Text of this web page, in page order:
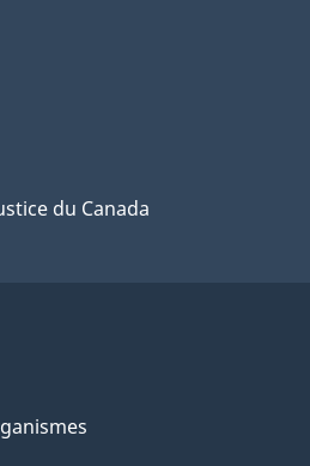
du Canada